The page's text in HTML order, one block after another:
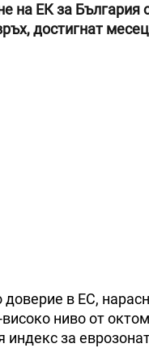
на ЕК за България
достигнат
в ЕС,
ниво от
за